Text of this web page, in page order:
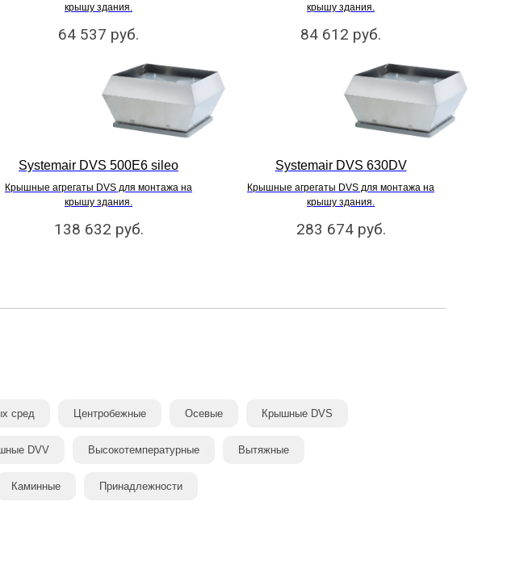
крышу здания.
64 537 руб.
крышу здания.
84 612 руб.
Systemair DVS 500E6 sileo
Крышные агрегаты DVS для монтажа на
крышу здания.
138 632 руб.
Systemair DVS 630DV
Крышные агрегаты DVS для монтажа на
крышу здания.
283 674 руб.
сред Центробежные Осевые Крышные DVS
DVV Высокотемпературные Вытяжные
Каминные Принадлежности